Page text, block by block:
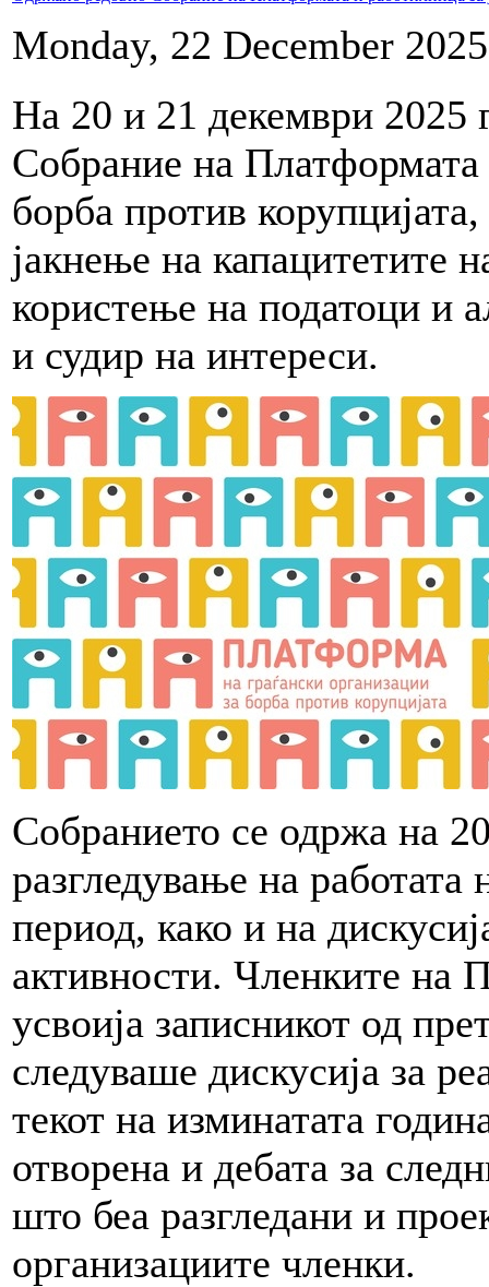
Monday, 22 December
На 20 и 21 декември 2025
Собрание на Платформата
борба против
јакнење на капацитетите
користење на податоци и
и судир на интереси.
Собранието се одржа на
разгледување на
период, како и на
активности. Членките на
усвоија записникот од
следуваше дискусија за
текот на изминатата
отворена и дебата за
што беа разгледани и
организациите членки.